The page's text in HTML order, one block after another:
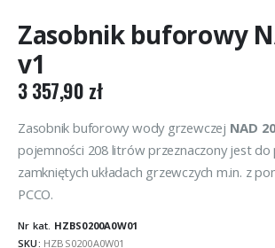
Zasobnik buforowy
v1
3 357,90 zł
Zasobnik buforowy wody grzewczej NAD
pojemności 208 litrów przeznaczony jest do
zamkniętych układach grzewczych m.in. z
PCCO.
Nr kat. HZBS0200A0W01
SKU: HZBS0200A0W01